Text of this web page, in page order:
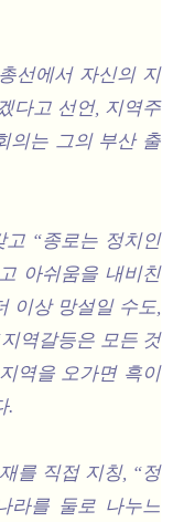
선에서 자신의 지
다고 선언, 지역주
의는 그의 부산 출
“종로는 정치인
아쉬움을 내비친
이상 망설일 수도,
역갈등은 모든 것
역을 오가면 흑이
.
를 직접 지칭, “정
라를 둘로 나누느